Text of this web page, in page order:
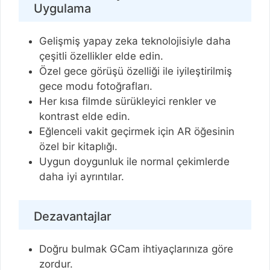
Uygulama
Gelişmiş yapay zeka teknolojisiyle daha
çeşitli özellikler elde edin.
Özel gece görüşü özelliği ile iyileştirilmiş
gece modu fotoğrafları.
Her kısa filmde sürükleyici renkler ve
kontrast elde edin.
Eğlenceli vakit geçirmek için AR öğesinin
özel bir kitaplığı.
Uygun doygunluk ile normal çekimlerde
daha iyi ayrıntılar.
Dezavantajlar
Doğru bulmak GCam ihtiyaçlarınıza göre
zordur.